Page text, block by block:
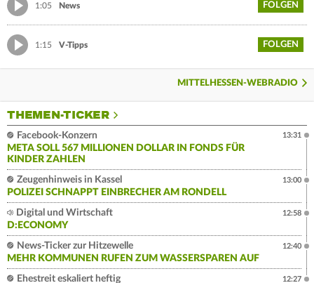
1:05 News FOLGEN
1:15 V-Tipps FOLGEN
MITTELHESSEN-WEBRADIO
THEMEN-TICKER
Facebook-Konzern
META SOLL 567 MILLIONEN DOLLAR IN FONDS FÜR
KINDER ZAHLEN
13:31
Zeugenhinweis in Kassel
POLIZEI SCHNAPPT EINBRECHER AM RONDELL
13:00
Digital und Wirtschaft
D:ECONOMY
12:58
News-Ticker zur Hitzewelle
MEHR KOMMUNEN RUFEN ZUM WASSERSPAREN AUF
12:40
Ehestreit eskaliert heftig
12:27